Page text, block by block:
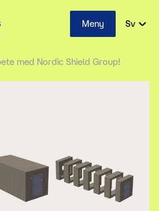
Meny Sv
med Nordic Shield Group!